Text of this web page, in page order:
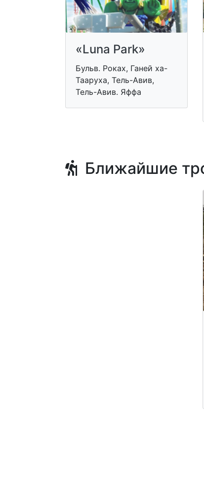
«Luna Park»
Бульв. Роках, Ганей ха-
Тааруха, Тель-Авив,
Тель-Авив. Яффа
Ближайшие